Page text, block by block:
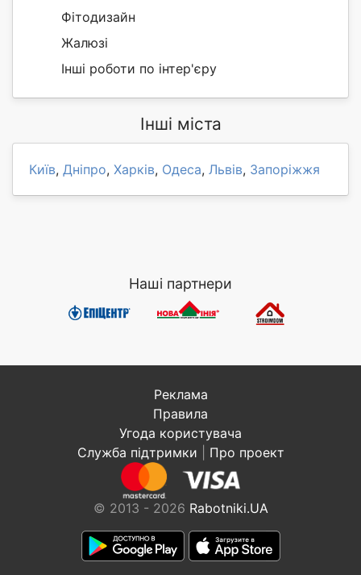
Фітодизайн
Жалюзі
Інші роботи по інтер'єру
Інші міста
Київ, Дніпро, Харків, Одеса, Львів, Запоріжжя
Наші партнери
Реклама
Правила
Угода користувача
Служба підтримки
Про проект
© 2013 - 2026 Rabotniki.UA